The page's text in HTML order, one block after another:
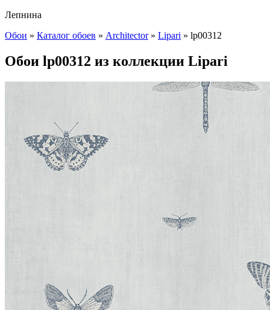
Лепнина
Обои » Каталог обоев » Architector» Lipari » lp00312
Обои lp00312 из коллекции Lipari